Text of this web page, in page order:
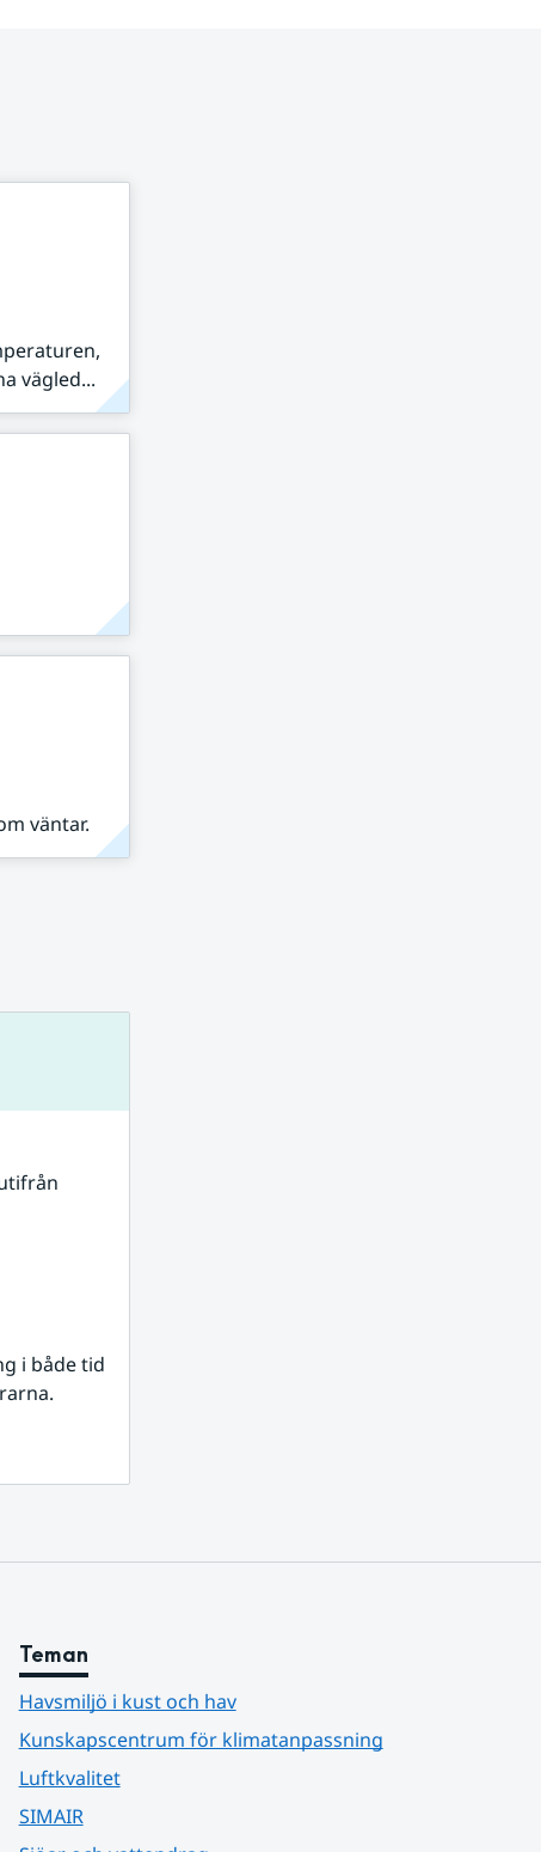
vägled...
väntar.
i både tid
Teman
Havsmiljö i kust och hav
Kunskapscentrum för klimatanpassning
Luftkvalitet
SIMAIR